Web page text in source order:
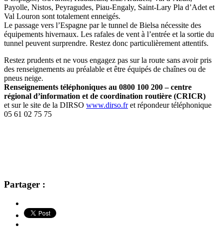
Payolle, Nistos, Peyragudes, Piau-Engaly, Saint-Lary Pla d’Adet et
Val Louron sont totalement enneigés.
Le passage vers l’Espagne par le tunnel de Bielsa nécessite des
équipements hivernaux. Les rafales de vent à l’entrée et la sortie du
tunnel peuvent surprendre. Restez donc particulièrement attentifs.
Restez prudents et ne vous engagez pas sur la route sans avoir pris
des renseignements au préalable et être équipés de chaînes ou de
pneus neige.
Renseignements téléphoniques au 0800 100 200 – centre
régional d’information et de coordination routière (CRICR)
et sur le site de la DIRSO www.dirso.fret répondeur téléphonique
05 61 02 75 75
Partager :